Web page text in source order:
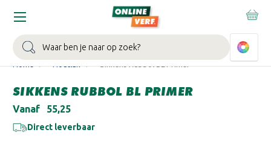
Zoeken
WIN EEN BALLONVAART:Bij besteding vanaf €100,- aan Sikkens
muurverf en/of lak.
Bekijk actie >
Home Houtlak Sikkens Rubbol BL Primer
SIKKENS RUBBOL BL PRIMER
Vanaf €55,25
Direct leverbaar